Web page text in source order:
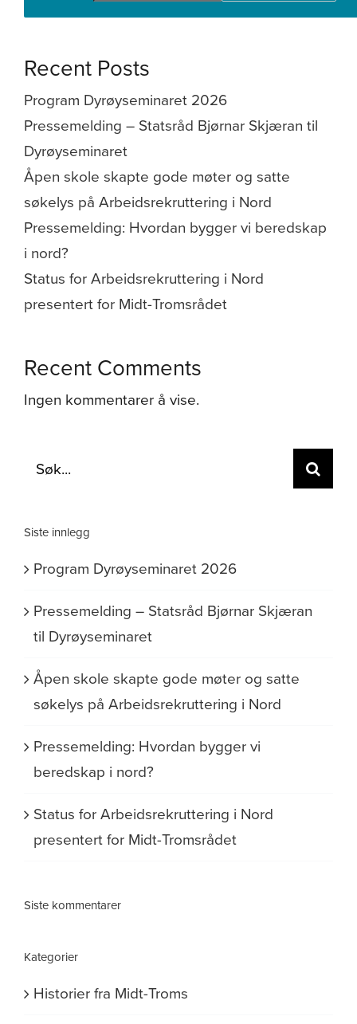
Recent Posts
Program Dyrøyseminaret 2026
Pressemelding – Statsråd Bjørnar Skjæran til
Dyrøyseminaret
Åpen skole skapte gode møter og satte
søkelys på Arbeidsrekruttering i Nord
Pressemelding: Hvordan bygger vi beredskap
i nord?
Status for Arbeidsrekruttering i Nord
presentert for Midt-Tromsrådet
Recent Comments
Ingen kommentarer å vise.
Søk
Siste innlegg
Program Dyrøyseminaret 2026
Pressemelding – Statsråd Bjørnar Skjæran
til Dyrøyseminaret
Åpen skole skapte gode møter og satte
søkelys på Arbeidsrekruttering i Nord
Pressemelding: Hvordan bygger vi
beredskap i nord?
Status for Arbeidsrekruttering i Nord
presentert for Midt-Tromsrådet
Siste kommentarer
Kategorier
Historier fra Midt-Troms